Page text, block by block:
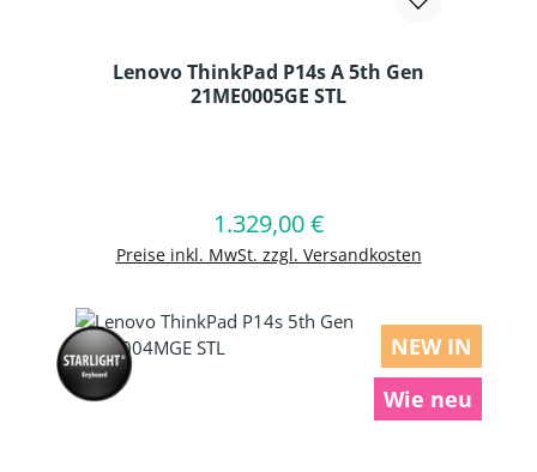
Lenovo ThinkPad P14s A 5th Gen
21ME0005GE STL
Regulärer Preis:
1.329,00 €
Preise inkl. MwSt. zzgl. Versandkosten
In den Warenkorb
NEW IN
Wie neu